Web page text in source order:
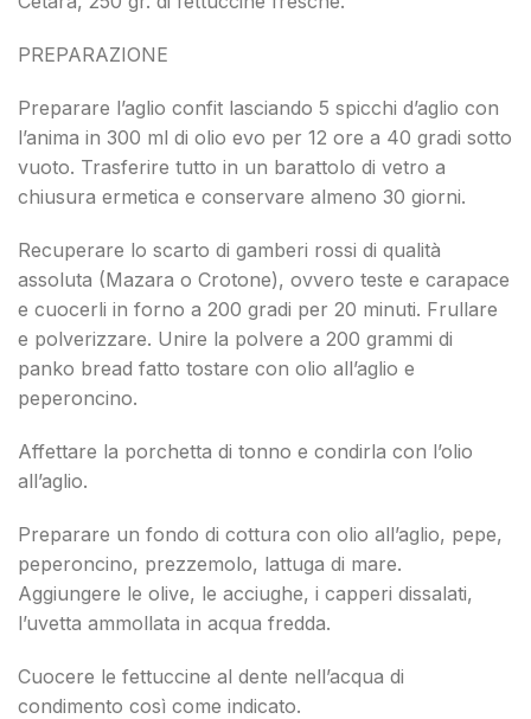
PREPARAZIONE
Preparare l’aglio confit lasciando 5 spicchi d’aglio con
l’anima in 300 ml di olio evo per 12 ore a 40 gradi sotto
vuoto. Trasferire tutto in un barattolo di vetro a
chiusura ermetica e conservare almeno 30 giorni.
Recuperare lo scarto di gamberi rossi di qualità
assoluta (Mazara o Crotone), ovvero teste e carapace
e cuocerli in forno a 200 gradi per 20 minuti. Frullare
e polverizzare. Unire la polvere a 200 grammi di
panko bread fatto tostare con olio all’aglio e
peperoncino.
Affettare la porchetta di tonno e condirla con l’olio
all’aglio.
Preparare un fondo di cottura con olio all’aglio, pepe,
peperoncino, prezzemolo, lattuga di mare.
Aggiungere le olive, le acciughe, i capperi dissalati,
l’uvetta ammollata in acqua fredda.
Cuocere le fettuccine al dente nell’acqua di
condimento così come indicato.